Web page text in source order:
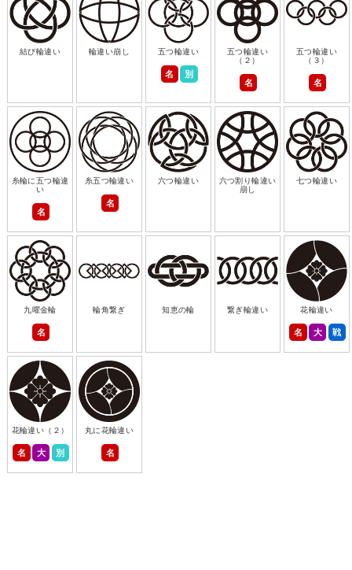
結び輪違い 輪違い崩し 五つ輪違い
名 別
五つ輪違い
（２）
名
五つ輪違い
（３）
名
糸輪に五つ輪違
い
名
糸五つ輪違い
名
六つ輪違い
六つ割り輪違い
崩し
七つ輪違い
九曜金輪
名
輪角繋ぎ 知恵の輪 繋ぎ輪違い 花輪違い
名 大 戦
花輪違い（２）
名 大 別
丸に花輪違い
名